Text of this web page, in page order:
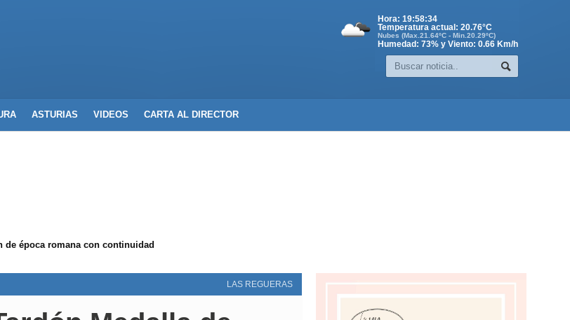
Hora: 19:58:35
Temperatura actual: 20.76°C
Nubes (Max.21.64ºC - Min.20.29ºC)
Humedad: 73% y Viento: 0.66 Km/h
ASTURIAS VIDEOS CARTA AL DIRECTOR
de época romana con continuidad
LAS REGUERAS